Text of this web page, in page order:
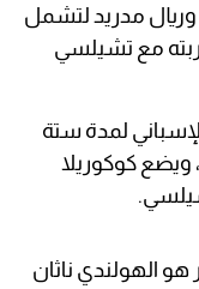
وريال مدريد لتشمل
مع تشيلسي
لمدة ستة
مواسم، ليستمر عقده حتى يونيو 2032، ويضع كوكوريلا
الهولندي ناثان